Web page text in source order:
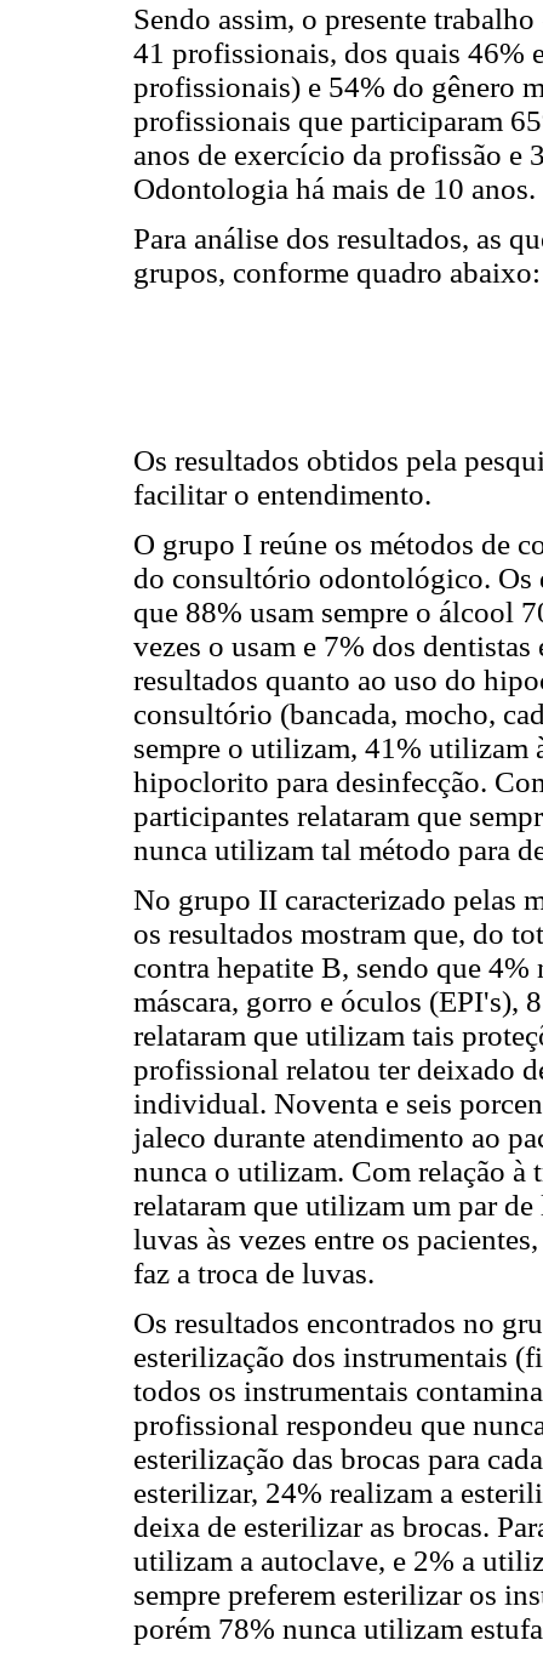
Sendo assim, o presente
41 profissionais, dos quais 46%
profissionais) e 54% do gênero
profissionais que participaram
anos de exercício da profissão
Odontologia há mais de 10 anos.
Para análise dos resultados, as
grupos, conforme quadro abaixo:
Os resultados obtidos pela
facilitar o entendimento.
O grupo I reúne os métodos de
do consultório odontológico. Os
que 88% usam sempre o álcool
vezes o usam e 7% dos
resultados quanto ao uso do
consultório (bancada, mocho,
sempre o utilizam, 41% utilizam
hipoclorito para desinfecção.
participantes relataram que
nunca utilizam tal método para
No grupo II caracterizado pelas
os resultados mostram que, do
contra hepatite B, sendo que
máscara, gorro e óculos (EPI's),
relataram que utilizam tais
profissional relatou ter deixado
individual. Noventa e seis
jaleco durante atendimento ao
nunca o utilizam. Com relação à
relataram que utilizam um par
luvas às vezes entre os
faz a troca de luvas.
Os resultados encontrados no
esterilização dos instrumentais
todos os instrumentais
profissional respondeu que
esterilização das brocas para
esterilizar, 24% realizam a
deixa de esterilizar as brocas.
utilizam a autoclave, e 2% a
sempre preferem esterilizar os
porém 78% nunca utilizam